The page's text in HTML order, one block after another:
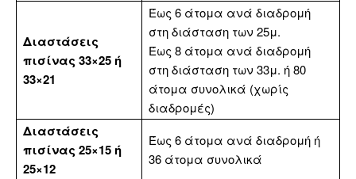
Διαστάσεις
πισίνας 33×25 ή
33×21
Έως 6 άτομα ανά διαδρομή
στη διάσταση των 25μ.
Έως 8 άτομα ανά διαδρομή
στη διάσταση των 33μ. ή 80
άτομα συνολικά (χωρίς
διαδρομές)
Διαστάσεις
πισίνας 25×15 ή
25×12
Έως 6 άτομα ανά διαδρομή ή
36 άτομα συνολικά